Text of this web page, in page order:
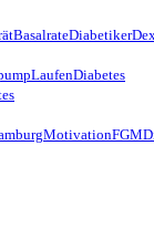
BasalrateDiabetiker
LaufenDiabetes
MotivationFGM